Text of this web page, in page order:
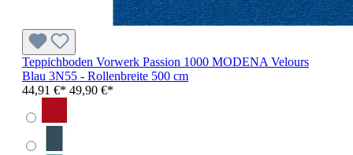
Teppichboden Vorwerk Passion 1000 MODENA Velours
Blau 3N55 - Rollenbreite 500 cm
44,91 €* 49,90 €*